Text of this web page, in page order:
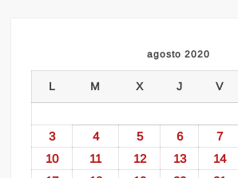
agosto 2020
L M X J V
3 4 5 6 7
10
11 12 13 14